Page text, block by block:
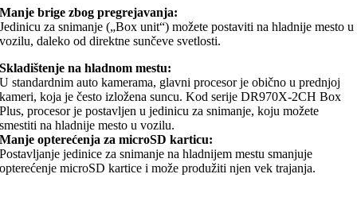
Manje brige zbog pregrejavanja:
Jedinicu za snimanje („Box unit“) možete postaviti na hladnije mesto u
vozilu, daleko od direktne sunčeve svetlosti.
Skladištenje na hladnom mestu:
U standardnim auto kamerama, glavni procesor je obično u prednjoj
kameri, koja je često izložena suncu. Kod serije DR970X-2CH Box
Plus, procesor je postavljen u jedinicu za snimanje, koju možete
smestiti na hladnije mesto u vozilu.
Manje opterećenja za microSD karticu:
Postavljanje jedinice za snimanje na hladnijem mestu smanjuje
opterećenje microSD kartice i može produžiti njen vek trajanja.